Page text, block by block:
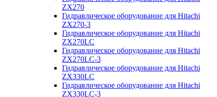
ZX270
Гидравлическое оборудование для Hitachi
ZX270-3
Гидравлическое оборудование для Hitachi
ZX270LC
Гидравлическое оборудование для Hitachi
ZX270LC-3
Гидравлическое оборудование для Hitachi
ZX330LC
Гидравлическое оборудование для Hitachi
ZX330LC-3